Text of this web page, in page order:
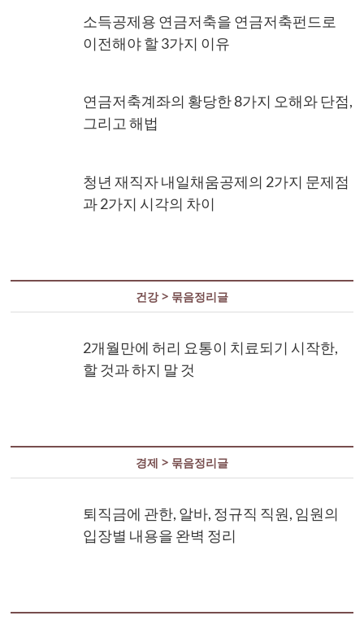
소득공제용 연금저축을 연금저축펀드로
이전해야 할 3가지 이유
연금저축계좌의 황당한 8가지 오해와 단점,
그리고 해법
청년 재직자 내일채움공제의 2가지 문제점
과 2가지 시각의 차이
건강 > 묶음정리글
2개월만에 허리 요통이 치료되기 시작한,
할 것과 하지 말 것
경제 > 묶음정리글
퇴직금에 관한, 알바, 정규직 직원, 임원의
입장별 내용을 완벽 정리